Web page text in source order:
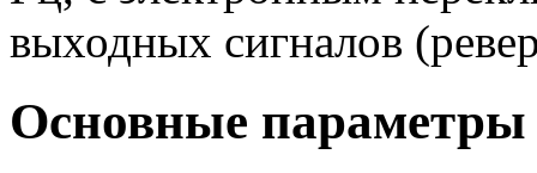
выходных сигналов
Основные параметры